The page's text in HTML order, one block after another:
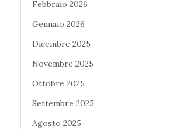
Febbraio 2026
Gennaio 2026
Dicembre 2025
Novembre 2025
Ottobre 2025
Settembre 2025
Agosto 2025